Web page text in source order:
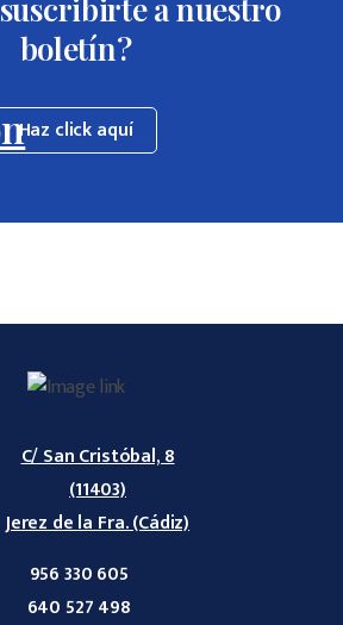
a nuestro
boletín?
Haz click aquí
C/ San Cristóbal, 8
(11403)
Jerez de la Fra. (Cádiz)
956 330 605
640 527 498